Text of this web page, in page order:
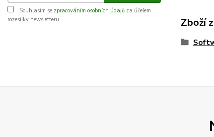
Souhlasím se zpracováním osobních údajů za účelem
rozesílky newsletteru.
Zboží